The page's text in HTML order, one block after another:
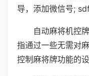
导，添加微信号;
自动麻将机控
指通过一些无需对
控制麻将牌功能的设